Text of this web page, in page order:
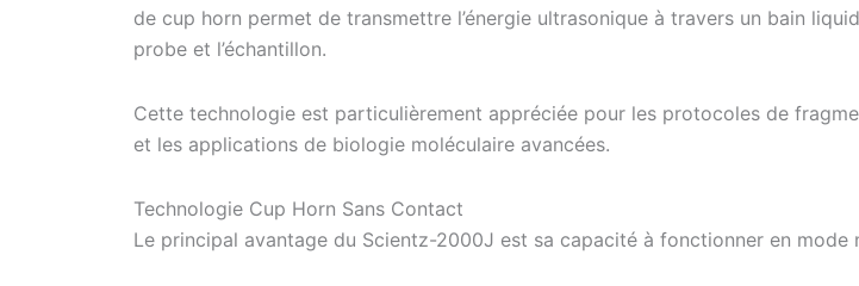
de cup horn permet de transmettre l’énergie ultrasonique à travers un bain
probe et l’échantillon.
Cette technologie est particulièrement appréciée pour les protocoles de
et les applications de biologie moléculaire avancées.
Technologie Cup Horn Sans Contact
Le principal avantage du Scientz-2000J est sa capacité à fonctionner en mode